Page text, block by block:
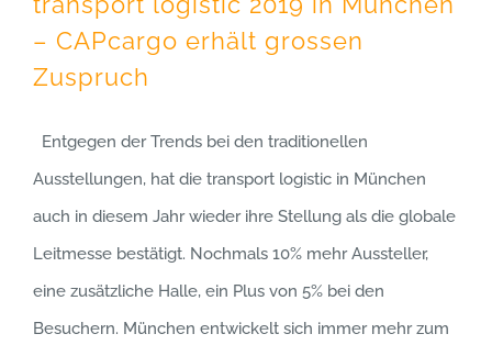
– CAPcargo erhält grossen
Zuspruch
Entgegen der Trends bei den traditionellen
Ausstellungen, hat die transport logistic in München
auch in diesem Jahr wieder ihre Stellung als die globale
Leitmesse bestätigt. Nochmals 10% mehr Aussteller,
eine zusätzliche Halle, ein Plus von 5% bei den
Besuchern. München entwickelt sich immer mehr zum